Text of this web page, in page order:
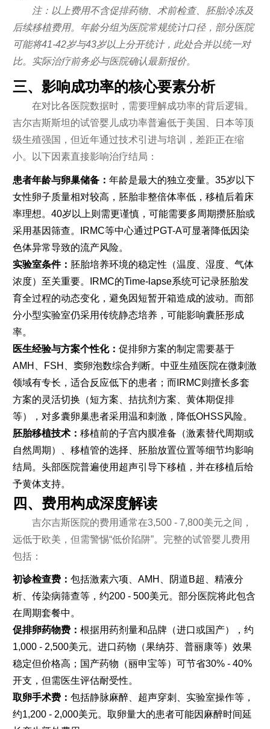
注：以上费用不含促排药物、术前检查、胚胎冷冻及
后续移植费用。年龄分组为医院常规统计口径，部分医院
可能将41-42岁与43岁以上分开统计，此处合并以统一对
比。实际治疗前务必与医院确认最新报价。
三、影响成功率的核心要素分析
在对比各医院数据时，需要理解成功率的背后逻辑。
吉尔吉斯斯坦的试管婴儿成功率普遍低于美国、日本等顶
级生殖强国，但近年通过技术引进与培训，差距正在缩
小。以下因素直接影响治疗结局：
患者年龄与卵巢储备： 年龄是最大的独立变量。35岁以下
女性卵子质量相对较高，胚胎非整倍体率低，移植后着床
率理想。40岁以上则需更谨慎，可能需要多周期攒胚胎或
采用基因筛查。IRMC等中心通过PGT-A可显著降低因染
色体异常导致的流产风险。
实验室条件： 胚胎培养环境的稳定性（温度、湿度、气体
浓度）至关重要。IRMC的Time-lapse系统可记录胚胎发
育全过程的动态变化，避免因短暂开箱造成的波动。而部
分小型实验室仍采用传统静态培养，可能影响囊胚形成
率。
医生经验与方案个性化： 促排卵方案的制定需要基于
AMH、FSH、窦卵泡数综合判断。中亚生殖医院在微刺激
领域有专长，适合反应低下的患者；而IRMC则擅长多套
方案的灵活切换（短方案、拮抗剂方案、黄体期促排
等），对多囊卵巢患者采用温和刺激，降低OHSS风险。
胚胎移植技术： 移植前的子宫内膜准备（激素替代周期或
自然周期）、移植管的选择、胚胎放置位置等细节均影响
结局。头部医院普遍使用超声引导下移植，并在移植后给
予黄体支持。
四、费用构成深度解读
吉尔吉斯医院的费用通常在3,500 - 7,800美元之间，
远低于欧美，但需警惕“低价陷阱”。完整的试管婴儿费用
包括：
初诊检查费： 包括激素六项、AMH、阴道B超、精液分
析、传染病筛查等，约200 - 500美元。部分医院将此包含
在周期套餐中。
促排卵药物费： 根据用药剂量和品牌（进口或国产），约
1,000 - 2,500美元。进口药物（果纳芬、普丽康等）效果
稳定但价格高；国产药物（丽申宝等）可节省30% - 40%
开支，但需医生评估耐受性。
取卵手术费： 包括静脉麻醉、超声穿刺、实验室操作等，
约1,200 - 2,000美元。取卵量大的患者可能因麻醉时间延